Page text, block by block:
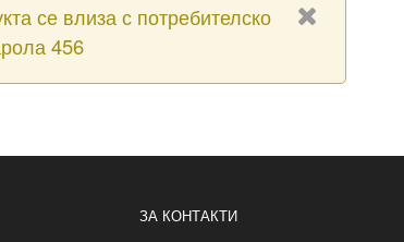
се влиза с потребителско
456
ЗА КОНТАКТИ